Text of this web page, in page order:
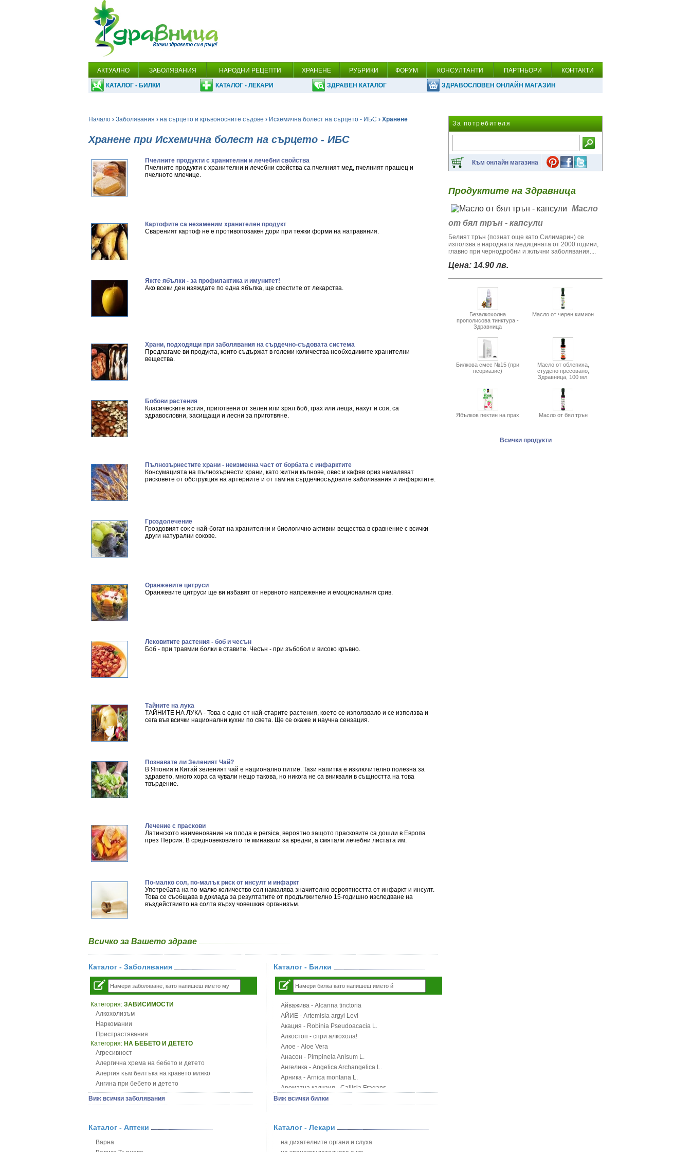
АКТУАЛНО ЗАБОЛЯВАНИЯ НАРОДНИ РЕЦЕПТИ ХРАНЕНЕ РУБРИКИ ФОРУМ КОНСУЛТАНТИ ПАРТНЬОРИ КОНТАКТИ
КАТАЛОГ - БИЛКИ КАТАЛОГ - ЛЕКАРИ ЗДРАВЕН КАТАЛОГ ЗДРАВОСЛОВЕН ОНЛАЙН МАГАЗИН
Начало › Заболявания › на сърцето и кръвоносните съдове › Исхемична болест на сърцето - ИБС › Хранене
Хранене при Исхемична болест на сърцето - ИБС
Пчелните продукти с хранителни и лечебни свойства
Пчелните продукти с хранителни и лечебни свойства са пчелният мед, пчелният прашец и
пчелното млечице.
Картофите са незаменим хранителен продукт
Свареният картоф не е противопозакен дори при тежки форми на натравяния.
Яжте ябълки - за профилактика и имунитет!
Ако всеки ден изяждате по една ябълка, ще спестите от лекарства.
Храни, подходящи при заболявания на сърдечно-съдовата система
Предлагаме ви продукта, които съдържат в големи количества необходимите хранителни
вещества.
Бобови растения
Класическите ястия, приготвени от зелен или зрял боб, грах или леща, нахут и соя, са
здравословни, засищащи и лесни за приготвяне.
Пълнозърнестите храни - неизменна част от борбата с инфарктите
Консумацията на пълнозърнести храни, като житни кълнове, овес и кафяв ориз намаляват
рисковете от обструкция на артериите и от там на сърдечносъдовите заболявания и инфарктите.
Гроздолечение
Гроздовият сок е най-богат на хранителни и биологично активни вещества в сравнение с всички
други натурални сокове.
Оранжевите цитруси
Оранжевите цитруси ще ви избавят от нервното напрежение и емоционалния срив.
Лековитите растения - боб и чесън
Боб - при травмии болки в ставите. Чесън - при зъбобол и високо кръвно.
Тайните на лука
ТАЙНИТЕ НА ЛУКА - Това е едно от най-старите растения, което се използвало и се използва и
сега във всички национални кухни по света. Ще се окаже и научна сензация.
Познавате ли Зеленият Чай?
В Япония и Китай зеленият чай е национално питие. Тази напитка е изключително полезна за
здравето, много хора са чували нещо такова, но никога не са вниквали в същността на това
твърдение.
Лечение с праскови
Латинското наименование на плода е persica, вероятно защото прасковите са дошли в Европа
през Персия. В средновековието те минавали за вредни, а смятали лечебни листата им.
По-малко сол, по-малък риск от инсулт и инфаркт
Употребата на по-малко количество сол намалява значително вероятността от инфаркт и инсулт.
Това се съобщава в доклада за резултатите от продължително 15-годишно изследване на
въздействието на солта върху човешкия организъм.
Всичко за Вашето здраве
Каталог - Заболявания
Категория: ЗАВИСИМОСТИ
Алкохолизъм
Наркомании
Пристрастявания
Категория: НА БЕБЕТО И ДЕТЕТО
Агресивност
Алергична хрема на бебето и детето
Алергия към белтъка на кравето мляко
Ангина при бебето и детето
Анемия при бебето и детето
Апетит - пълни деца
Безапетитие при бебето и детето
Бронхит и пневмония при деца
Виж всички заболявания
Каталог - Билки
Айважива - Alcanna tinctoria
АЙИЕ - Artemisia argyi Levl
Акация - Robinia Pseudoacacia L.
Алкостоп - спри алкохола!
Алое - Aloe Vera
Анасон - Pimpinela Anisum L.
Ангелика - Angelica Archangelica L.
Арника - Arnica montana L.
Ароматна кализия - Callisia Fragans
Арония - Sorbus melanocorpa
Блатен аир - Acorus calamus L.
Блатен тъжник - Spirea ulmaria L.
Блян
Виж всички билки
Каталог - Аптеки
Варна
Каталог - Лекари
на дихателните органи и слуха
За потребителя
Към онлайн магазина
Продуктите на Здравница
Масло
от бял трън - капсули
Белият трън (познат още като Силимарин) се
използва в народната медицината от 2000 години,
главно при чернодробни и жлъчни заболявания....
Цена: 14.90 лв.
Безалкохолна
прополисова тинктура -
Здравница
Масло от черен кимион
Билкова смес №15 (при
псориазис)
Масло от облепиха,
студено пресовано,
Здравница, 100 мл.
Ябълков пектин на прах Масло от бял трън
Всички продукти